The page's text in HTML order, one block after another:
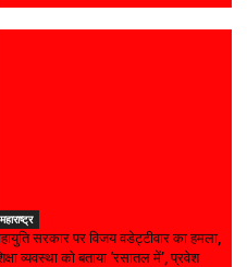
महाराष्ट्र
सरकार पर विजय वडेट्टीवार का हमला,
व्यवस्था को बताया ‘रसातल में’, प्रवेश